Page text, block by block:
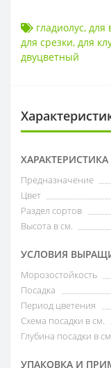
гладиолус, для
для срезки, для
двуцветный
Предназначение
Цвет
Раздел сортов
Высота в см.
УСЛОВИЯ
Морозостойкость
Посадка
Период цветения
Схема посадки в см.
Глубина посадки в
УПАКОВКА И